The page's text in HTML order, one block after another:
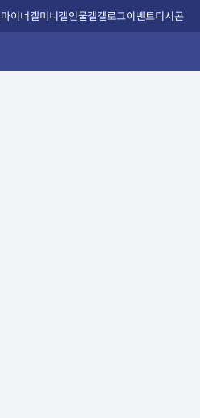
마이너갤미니갤인물갤갤로그이벤트디시콘